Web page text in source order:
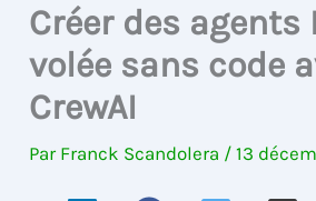
Créer des agents
volée sans code
CrewAI
Par Franck Scandolera /13